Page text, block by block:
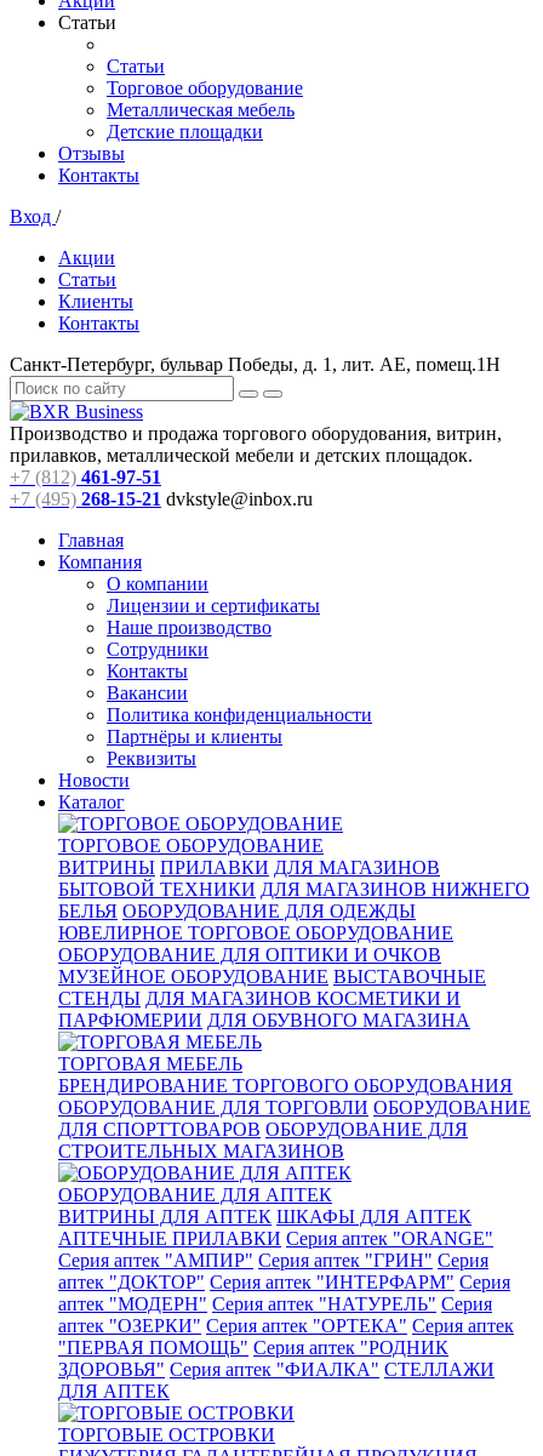
Статьи
Статьи
Торговое оборудование
Металлическая мебель
Детские площадки
Отзывы
Контакты
Вход /
Акции
Статьи
Клиенты
Контакты
Санкт-Петербург, бульвар Победы, д. 1, лит. АЕ, помещ.1Н
Производство и продажа торгового оборудования, витрин,
прилавков, металлической мебели и детских площадок.
+7 (812) 461-97-51
+7 (495) 268-15-21 dvkstyle@inbox.ru
Главная
Компания
О компании
Лицензии и сертификаты
Наше производство
Сотрудники
Контакты
Вакансии
Политика конфиденциальности
Партнёры и клиенты
Реквизиты
Новости
Каталог
ТОРГОВОЕ ОБОРУДОВАНИЕ
ВИТРИНЫ ПРИЛАВКИ ДЛЯ МАГАЗИНОВ
БЫТОВОЙ ТЕХНИКИ ДЛЯ МАГАЗИНОВ НИЖНЕГО
БЕЛЬЯ ОБОРУДОВАНИЕ ДЛЯ ОДЕЖДЫ
ЮВЕЛИРНОЕ ТОРГОВОЕ ОБОРУДОВАНИЕ
ОБОРУДОВАНИЕ ДЛЯ ОПТИКИ И ОЧКОВ
МУЗЕЙНОЕ ОБОРУДОВАНИЕ ВЫСТАВОЧНЫЕ
СТЕНДЫ ДЛЯ МАГАЗИНОВ КОСМЕТИКИ И
ПАРФЮМЕРИИ ДЛЯ ОБУВНОГО МАГАЗИНА
ТОРГОВАЯ МЕБЕЛЬ
БРЕНДИРОВАНИЕ ТОРГОВОГО ОБОРУДОВАНИЯ
ОБОРУДОВАНИЕ ДЛЯ ТОРГОВЛИ ОБОРУДОВАНИЕ
ДЛЯ СПОРТТОВАРОВ ОБОРУДОВАНИЕ ДЛЯ
СТРОИТЕЛЬНЫХ МАГАЗИНОВ
ОБОРУДОВАНИЕ ДЛЯ АПТЕК
ВИТРИНЫ ДЛЯ АПТЕК ШКАФЫ ДЛЯ АПТЕК
АПТЕЧНЫЕ ПРИЛАВКИ Серия аптек "ORANGE"
Серия аптек "АМПИР" Серия аптек "ГРИН" Серия
аптек "ДОКТОР" Серия аптек "ИНТЕРФАРМ" Серия
аптек "МОДЕРН" Серия аптек "НАТУРЕЛЬ" Серия
аптек "ОЗЕРКИ" Серия аптек "ОРТЕКА" Серия аптек
"ПЕРВАЯ ПОМОЩЬ" Серия аптек "РОДНИК
ЗДОРОВЬЯ" Серия аптек "ФИАЛКА" СТЕЛЛАЖИ
ДЛЯ АПТЕК
ТОРГОВЫЕ ОСТРОВКИ